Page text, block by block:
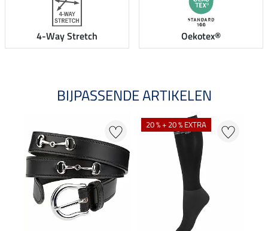
4-Way Stretch Oekotex®
BIJPASSENDE ARTIKELEN
20 % + 20 % EXTRA